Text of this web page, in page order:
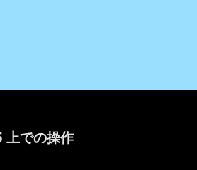
での操作